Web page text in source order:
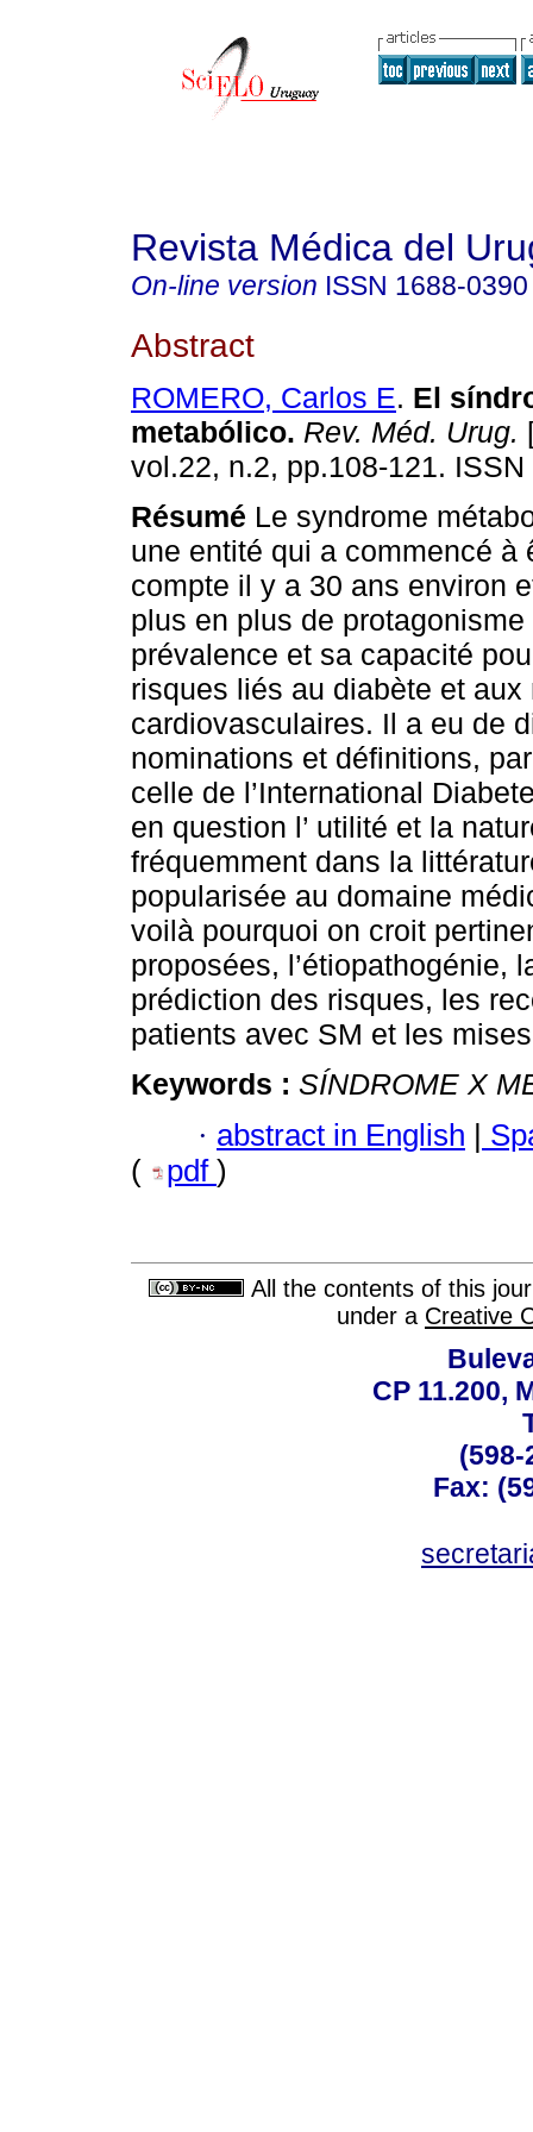
Revista Médica del
On-line version ISSN 1688-0390
Abstract
ROMERO, Carlos E. El
metabólico. Rev. Méd. Urug.
vol.22, n.2, pp.108-121.
Résumé Le syndrome
une entité qui a commencé à
compte il y a 30 ans environ
plus en plus de
prévalence et sa capacité
risques liés au diabète et aux
cardiovasculaires. Il a eu de
nominations et définitions,
celle de l’International
en question l’ utilité et la
fréquemment dans la
popularisée au domaine
voilà pourquoi on croit
proposées, l’étiopathogénie,
prédiction des risques, les
patients avec SM et les
Keywords : SÍNDROME X
· abstract in English |
(
pdf )
All the contents of this
under a Creative
CP 11.200,
(598-
Fax: